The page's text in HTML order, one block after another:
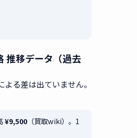
推移データ（過去
る差は出ていません。
¥9,500（買取wiki）。1